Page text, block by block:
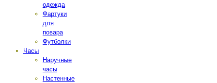
одежда
Фартуки
для
повара
Футболки
Часы
Наручные
часы
Настенные